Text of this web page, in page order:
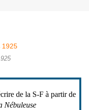
de la S-F à partir de
Nébuleuse